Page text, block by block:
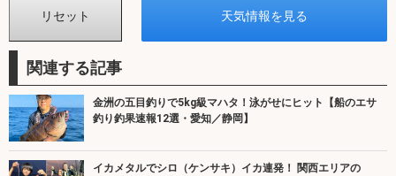
関連する記事
金洲の五目釣りで5kg級マハタ！泳がせにヒット【船のエサ
釣り釣果速報12選・愛知／静岡】
イカメタルでシロ（ケンサキ）イカ連発！ 関西エリアの